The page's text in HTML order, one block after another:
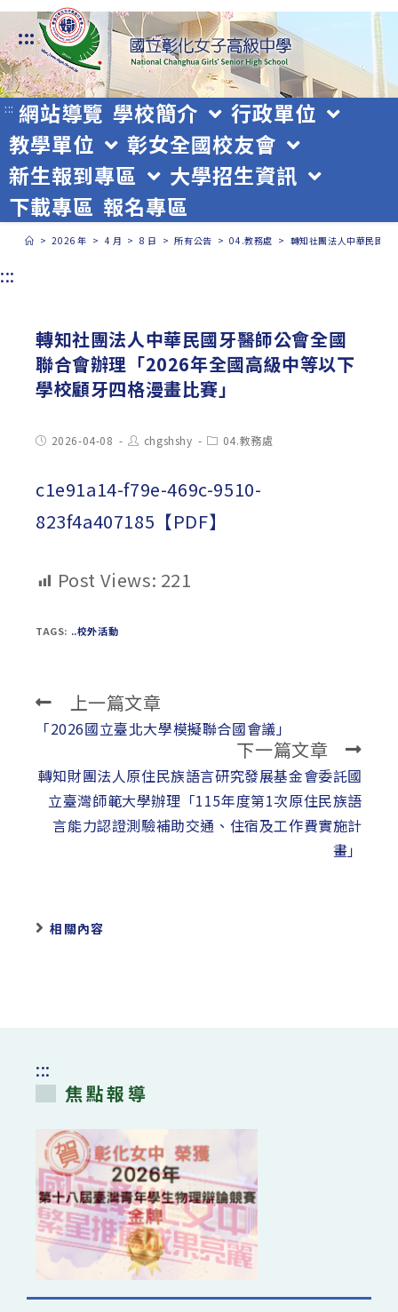
跳
轉
至
主
要
內
容
:::
::: 網站導覽 學校簡介
行政單位
教學單位
彰女全國校友會
新生報到專區
大學招生資訊
下載專區 報名專區
> 2026 年 > 4 月 > 8 日 > 所有公告 > 04.教務處 > 轉知社團法人中華民國
:::
轉知社團法人中華民國牙醫師公會全國
聯合會辦理「2026年全國高級中等以下
學校顧牙四格漫畫比賽」
Post2026-04-08
Post
author:
chgshshy
Post04.教務處
c1e91a14-f79e-469c-9510-
823f4a407185【PDF】
Post Views: 221
TAGS: ..校外活動
Read
more
上一篇文章
「2026國立臺北大學模擬聯合國會議」
下一篇文章
轉知財團法人原住民族語言研究發展基金會委託國
立臺灣師範大學辦理「115年度第1次原住民族語
言能力認證測驗補助交通、住宿及工作費實施計
畫」
相關內容
:::
焦點報導